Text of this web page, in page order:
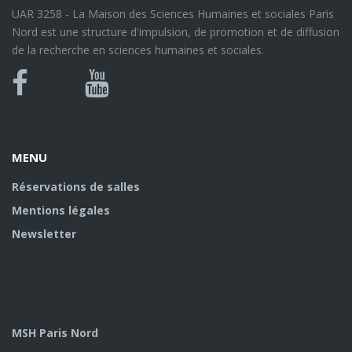
UAR 3258 - La Maison des Sciences Humaines et sociales Paris
Nord est une structure d'impulsion, de promotion et de diffusion
de la recherche en sciences humaines et sociales.
Bluesky
Canal
MENU
Réservations de salles
Mentions légales
Newsletter
MSH Paris Nord